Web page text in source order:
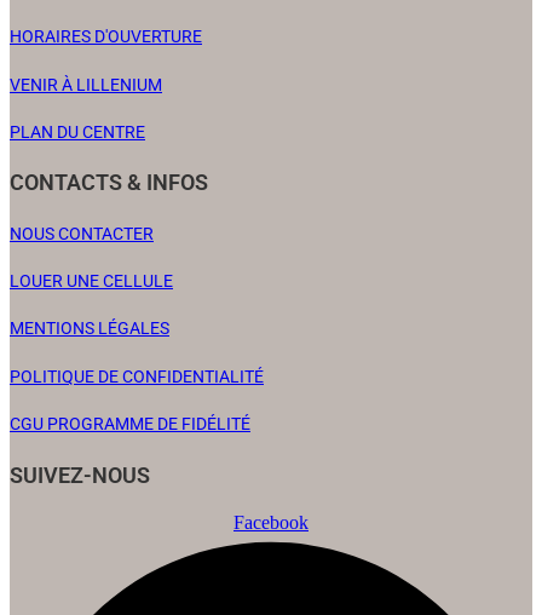
HORAIRES D'OUVERTURE
VENIR À LILLENIUM
PLAN DU CENTRE
CONTACTS & INFOS
NOUS CONTACTER
LOUER UNE CELLULE
MENTIONS LÉGALES
POLITIQUE DE CONFIDENTIALITÉ
CGU PROGRAMME DE FIDÉLITÉ
SUIVEZ-NOUS
Facebook